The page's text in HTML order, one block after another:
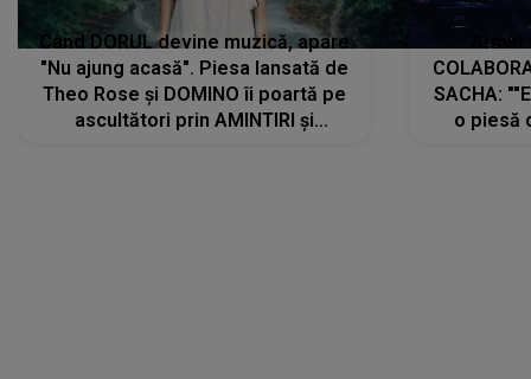
Când DORUL devine muzică, apare
"Nu ajung acasă". Piesa lansată de
Theo Rose și DOMINO îi poartă pe
ascultători prin AMINTIRI și
SACHA:
o piesă